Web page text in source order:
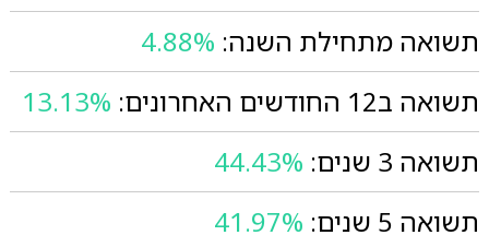
תשואה מתחילת השנה: 4.88%
תשואה ב12 החודשים האחרונים:
13.13%
תשואה 3 שנים:
44.43%
תשואה 5 שנים:
41.97%